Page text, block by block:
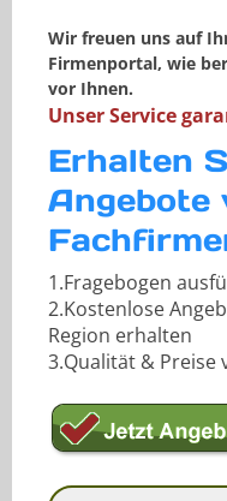
Wir freuen uns auf
Firmenportal, wie
vor Ihnen.
Unser Service
Erhalten
Angebote
1.Fragebogen
2.Kostenlose
Region erhalten
3.Qualität & Preise